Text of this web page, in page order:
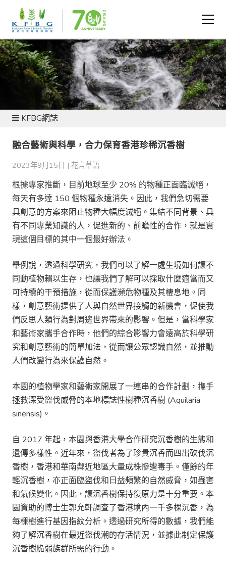
新聞及資源
KFBG網誌
融合藝術與科學，合力保育香港珍稀沉香樹
2023年9月15日 | 花言草語
根據專家推斷，目前地球至少 20% 的物種正面臨滅絕，
每天有多達 150 個物種永遠消失。因此，我們急切需要
具創意的方案來阻止物種大幅度滅絕。集結不同背景、具
有不同專業知識的人，促進新的、前瞻性的合作，就是實
現這個目標的其中一個最好辦法。
舉例說，透過科學研究，我們可以了解一處生境如何讓不
同動植物賴以生存，也讓我們了解可以採取什麼適當而又
可持續的干預措施，從而保護瀕危物種及其棲息地。同
樣，創意藝術提供了人與自然世界接觸的新機會，促使我
們反思人類行為對周邊世界帶來的影響。但是，當科學家
和藝術家攜手合作時，他們的綜合影響力會遠高於科學研
究和創意藝術的簡單加法，從而讓公眾認識自然，並推動
人們改變行為來保護自然。
本園的植物學家和藝術家開展了一連串的合作計劃，㩦手
拯救深受盜伐威脅的本地標誌性樹種沉香樹 (Aquilaria
sinensis)。
自 2017 年起，本園與香港大學合作研究沉香樹的生態和
遺傳多樣性。近年來，盜伐者為了珍貴沉香而四出砍伐沉
香樹，香港和華南鄰近地區大量成株慘遭毒手。僅餘的年
輕沉香樹，亦正面臨盜伐和日益頻繁的自然威脅，如蟲害
和氣候變化。因此，讓沉香樹保持復原力是十分重要。本
園資助的博士生郭允軒調查了香港境內一千多棵沉香，為
每棵樹進行基因指紋分析。透過研究所得的數據，我們能
夠了解沉香樹在最近盜伐潮的存活情況，並據此制定保護
沉香樹脆弱族群所需的行動。